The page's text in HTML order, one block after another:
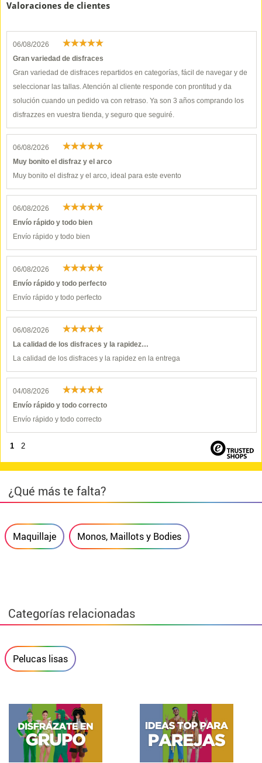
Valoraciones de clientes
06/08/2026
Gran variedad de disfraces
Gran variedad de disfraces repartidos en categorías, fácil de navegar y de
seleccionar las tallas. Atención al cliente responde con prontitud y da
solución cuando un pedido va con retraso. Ya son 3 años comprando los
disfrazzes en vuestra tienda, y seguro que seguiré.
06/08/2026
Muy bonito el disfraz y el arco
Muy bonito el disfraz y el arco, ideal para este evento
06/08/2026
Envío rápido y todo bien
Envío rápido y todo bien
06/08/2026
Envío rápido y todo perfecto
Envío rápido y todo perfecto
06/08/2026
La calidad de los disfraces y la rapidez…
La calidad de los disfraces y la rapidez en la entrega
04/08/2026
Envío rápido y todo correcto
Envío rápido y todo correcto
1 2
¿Qué más te falta?
Maquillaje Monos, Maillots y Bodies
Categorías relacionadas
Pelucas lisas